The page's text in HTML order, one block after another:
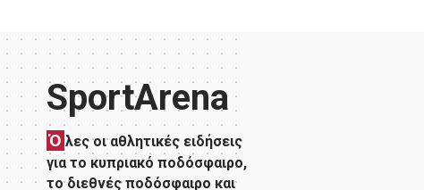
SportArena
Ό λες οι αθλητικές ειδήσεις
για το κυπριακό ποδόσφαιρο,
το διεθνές ποδόσφαιρο και